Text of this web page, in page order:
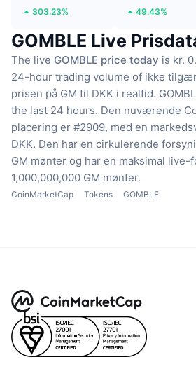
303.23% 49.43%
GOMBLE Live
The live GOMBLE price today is kr.
24-hour trading volume of ikke
prisen på GM til DKK i realtid.
the last 24 hours. Den nuværende
placering er #2909, med en
DKK. Den har en cirkulerende
GM mønter og har en maksimal live-
1,000,000,000 GM mønter.
CoinMarketCap Tokens GOMBLE